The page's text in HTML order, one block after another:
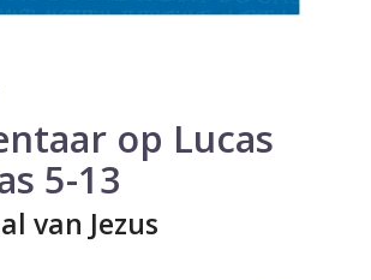
op Lucas
5-13
van Jezus